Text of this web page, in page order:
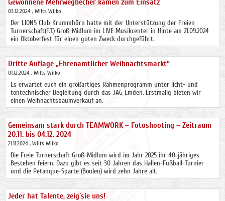
Gewonnene Mehrwegbecher kamen zum Einsatz
03.12.2024 , Wilts Wilko
Der LIONS Club Krummhörn hatte mit der Unterstützung der Freien
Turnerschaft(F.T.) Groß-Midlum im LIVE Musikcenter in Hinte am 21.09.2024
ein Oktoberfest für einen guten Zweck durchgeführt.
Dritte Auflage „Ehrenamtlicher Weihnachtsmarkt“
01.12.2024 , Wilts Wilko
Es erwartet euch ein großartiges Rahmenprogramm unter licht- und
tontechnischer Begleitung durch das JAG Emden. Erstmalig bieten wir
einen Weihnachtsbaumverkauf an.
Gemeinsam stark durch TEAMWORK – Fotoshooting – Zeitraum
20.11. bis 04.12. 2024
21.11.2024 , Wilts Wilko
Die Freie Turnerschaft Groß-Midlum wird im Jahr 2025 ihr 40-jähriges
Bestehen feiern. Dazu gibt es seit 30 Jahren das Hallen-Fußball-Turnier
und die Petanque-Sparte (Boulen) wird zehn Jahre alt.
Jeder hat Talente, zeig`sie uns!